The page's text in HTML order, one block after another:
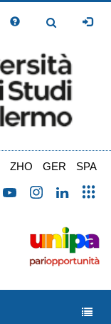
Toggle
ZHO GER SPA